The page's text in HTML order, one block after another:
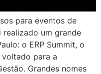
para eventos de
um grande
o ERP Summit, o
voltado para a
Grandes nomes